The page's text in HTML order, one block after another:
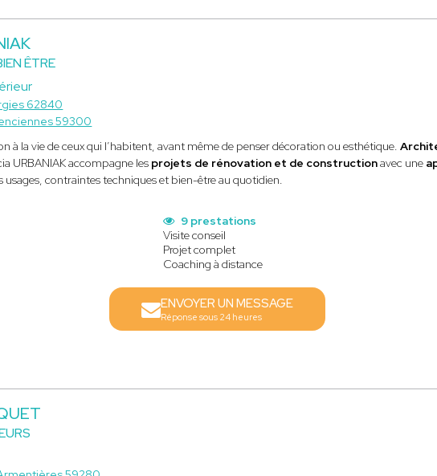
ÊTRE
62840
59300
à la vie de ceux qui l’habitent, avant même de penser décoration ou esthétique.
URBANIAK accompagne les projets de rénovation et de constructionavec une
usages, contraintes techniques et bien-être au quotidien.
9 prestations
Visite conseil
Projet complet
Coaching à distance
ENVOYER UN MESSAGE
Réponse sous 24 heures